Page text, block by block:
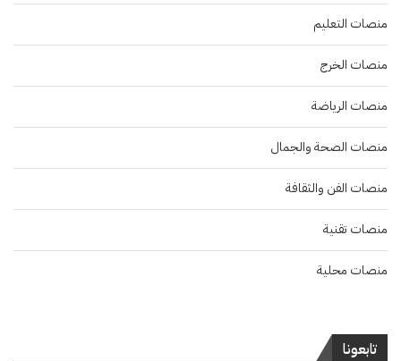
منصات التعليم
منصات الخرج
منصات الرياضة
منصات الصحة والجمال
منصات الفن والثقافة
منصات تقنية
منصات محلية
تابعونا